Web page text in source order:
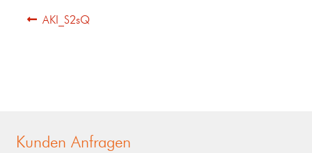
AKI_S2sQ
Kunden Anfragen